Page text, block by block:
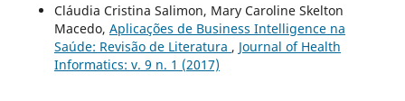
Cláudia Cristina Salimon, Mary Caroline Skelton
Macedo, Aplicações de Business Intelligence na
Saúde: Revisão de Literatura , Journal of Health
Informatics: v. 9 n. 1 (2017)